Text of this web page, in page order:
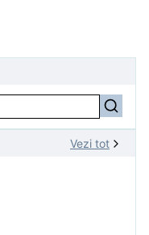
Vezi tot